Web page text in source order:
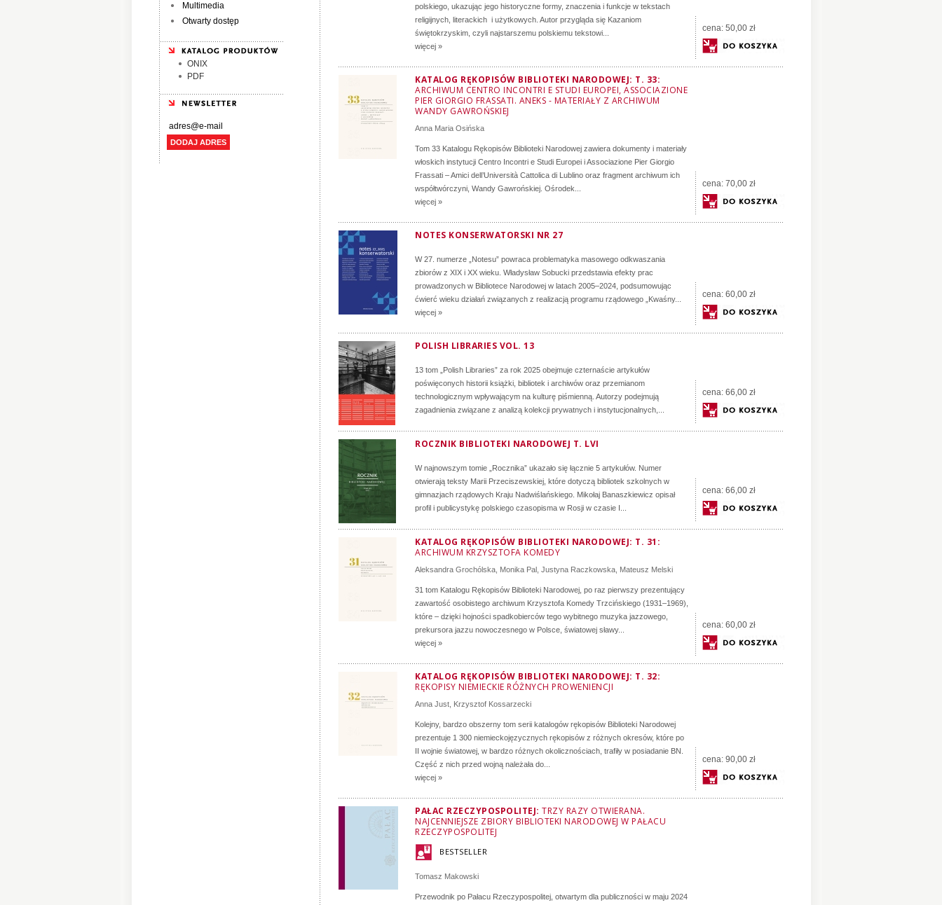
Multimedia
Otwarty dostęp
ONIX
PDF
DODAJ ADRES
polskiego, ukazując jego historyczne formy, znaczenia i funkcje w tekstach
religijnych, literackich i użytkowych. Autor przygląda się Kazaniom
świętokrzyskim, czyli najstarszemu polskiemu tekstowi...
więcej »
cena: 50,00 zł
KATALOG RĘKOPISÓW BIBLIOTEKI NARODOWEJ: T. 33:
ARCHIWUM CENTRO INCONTRI E STUDI EUROPEI, ASSOCIAZIONE
PIER GIORGIO FRASSATI. ANEKS - MATERIAŁY Z ARCHIWUM
WANDY GAWROŃSKIEJ
Anna Maria Osińska
Tom 33 Katalogu Rękopisów Biblioteki Narodowej zawiera dokumenty i materiały
włoskich instytucji Centro Incontri e Studi Europei i Associazione Pier Giorgio
Frassati – Amici dell’Università Cattolica di Lublino oraz fragment archiwum ich
współtwórczyni, Wandy Gawrońskiej. Ośrodek...
więcej »
cena: 70,00 zł
NOTES KONSERWATORSKI NR 27
W 27. numerze „Notesu” powraca problematyka masowego odkwaszania
zbiorów z XIX i XX wieku. Władysław Sobucki przedstawia efekty prac
prowadzonych w Bibliotece Narodowej w latach 2005–2024, podsumowując
ćwierć wieku działań związanych z realizacją programu rządowego „Kwaśny...
więcej »
cena: 60,00 zł
POLISH LIBRARIES VOL. 13
13 tom „Polish Libraries” za rok 2025 obejmuje czternaście artykułów
poświęconych historii książki, bibliotek i archiwów oraz przemianom
technologicznym wpływającym na kulturę piśmienną. Autorzy podejmują
zagadnienia związane z analizą kolekcji prywatnych i instytucjonalnych,...
cena: 66,00 zł
ROCZNIK BIBLIOTEKI NARODOWEJ T. LVI
W najnowszym tomie „Rocznika” ukazało się łącznie 5 artykułów. Numer
otwierają teksty Marii Przeciszewskiej, które dotyczą bibliotek szkolnych w
gimnazjach rządowych Kraju Nadwiślańskiego. Mikołaj Banaszkiewicz opisał
profil i publicystykę polskiego czasopisma w Rosji w czasie I...
cena: 66,00 zł
KATALOG RĘKOPISÓW BIBLIOTEKI NARODOWEJ: T. 31:
ARCHIWUM KRZYSZTOFA KOMEDY
Aleksandra Grochólska Monika Pal Justyna Raczkowska Mateusz Melski
31 tom Katalogu Rękopisów Biblioteki Narodowej, po raz pierwszy prezentujący
zawartość osobistego archiwum Krzysztofa Komedy Trzcińskiego (1931–1969),
które – dzięki hojności spadkobierców tego wybitnego muzyka jazzowego,
prekursora jazzu nowoczesnego w Polsce, światowej sławy...
więcej »
cena: 60,00 zł
KATALOG RĘKOPISÓW BIBLIOTEKI NARODOWEJ: T. 32:
RĘKOPISY NIEMIECKIE RÓŻNYCH PROWENIENCJI
Anna Just Krzysztof Kossarzecki
Kolejny, bardzo obszerny tom serii katalogów rękopisów Biblioteki Narodowej
prezentuje 1 300 niemieckojęzycznych rękopisów z różnych okresów, które po
II wojnie światowej, w bardzo różnych okolicznościach, trafiły w posiadanie BN.
Część z nich przed wojną należała do...
więcej »
cena: 90,00 zł
PAŁAC RZECZYPOSPOLITEJ: TRZY RAZY OTWIERANA.
NAJCENNIEJSZE ZBIORY BIBLIOTEKI NARODOWEJ W PAŁACU
RZECZYPOSPOLITEJ
BESTSELLER
Tomasz Makowski
Przewodnik po Pałacu Rzeczypospolitej, otwartym dla publiczności w maju 2024